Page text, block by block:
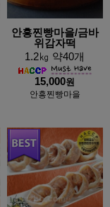
안흥찐빵마을/금바
위감자떡
1.2㎏ 약40개
15,000원
안흥찐빵마을